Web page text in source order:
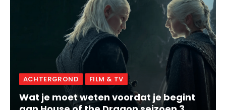
ACHTERGROND FILM & TV
Wat je moet weten voordat je begint